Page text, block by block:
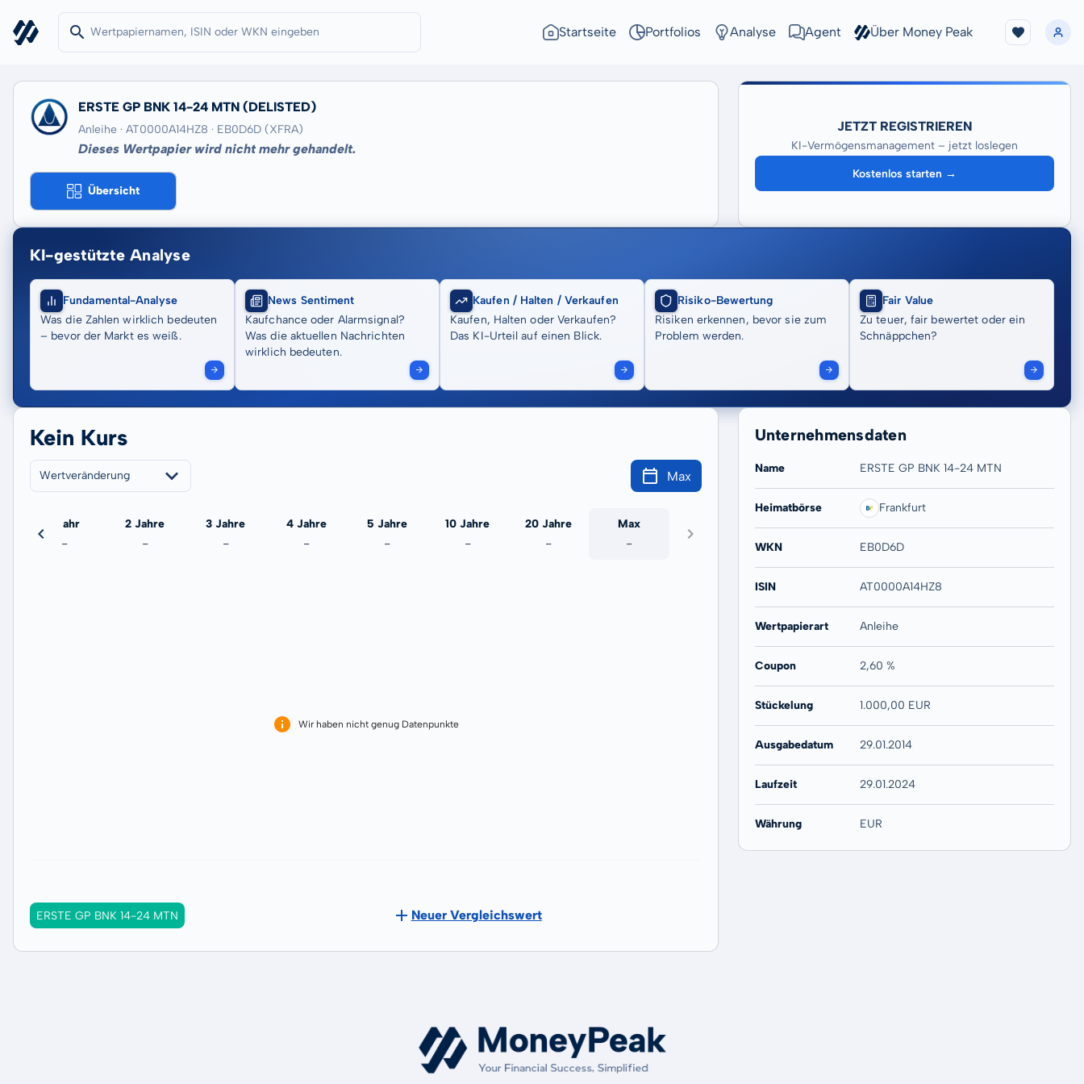
Startseite Portfolios Analyse Agent Über Money Peak
ERSTE GP BNK 14-24 MTN (DELISTED)
Anleihe · AT0000A14HZ8 · EB0D6D (XFRA)
Dieses Wertpapier wird nicht mehr gehandelt.
Übersicht
JETZT REGISTRIEREN
KI-Vermögensmanagement – jetzt loslegen
Kostenlos starten →
KI-gestützte Analyse
Fundamental-Analyse
Was die Zahlen wirklich bedeuten
– bevor der Markt es weiß.
News Sentiment
Kaufchance oder Alarmsignal?
Was die aktuellen Nachrichten
wirklich bedeuten.
Kaufen / Halten / Verkaufen
Kaufen, Halten oder Verkaufen?
Das KI-Urteil auf einen Blick.
Risiko-Bewertung
Risiken erkennen, bevor sie zum
Problem werden.
Fair Value
Zu teuer, fair bewertet oder ein
Schnäppchen?
Kein Kurs
Wertveränderung Max
1 Jahr
-
2 Jahre
-
3 Jahre
-
4 Jahre
-
5 Jahre
-
10 Jahre
-
20 Jahre
-
Max
-
Wir haben nicht genug Datenpunkte
ERSTE GP BNK 14-24 MTN Neuer Vergleichswert
Unternehmensdaten
Name ERSTE GP BNK 14-24 MTN
Heimatbörse Frankfurt
WKN EB0D6D
ISIN AT0000A14HZ8
Wertpapierart Anleihe
Coupon 2,60 %
Stückelung 1.000,00 EUR
Ausgabedatum 29.01.2014
Laufzeit 29.01.2024
Währung EUR